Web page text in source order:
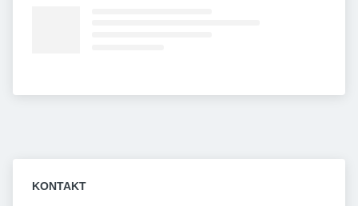
KONTAKT